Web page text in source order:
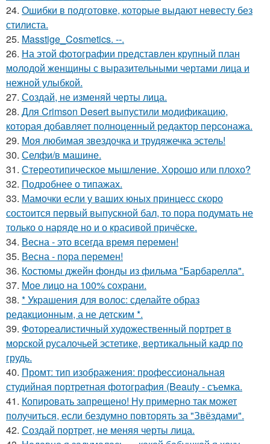
24. Ошибки в подготовке, которые выдают невесту без
стилиста.
25. Masstige_Cosmetics. --.
26. На этой фотографии представлен крупный план
молодой женщины с выразительными чертами лица и
нежной улыбкой.
27. Создай, не изменяй черты лица.
28. Для Crimson Desert выпустили модификацию,
которая добавляет полноценный редактор персонажа.
29. Моя любимая звездочка и трудяжечка эстель!
30. Селфи/в машине.
31. Стереотипическое мышление. Хорошо или плохо?
32. Подробнее о типажах.
33. Мамочки если у ваших юных принцесс скоро
состоится первый выпускной бал, то пора подумать не
только о наряде но и о красивой причёске.
34. Весна - это всегда время перемен!
35. Весна - пора перемен!
36. Костюмы джейн фонды из фильма "Барбарелла".
37. Мое лицо на 100% сохрани.
38. * Украшения для волос: сделайте образ
редакционным, а не детским *.
39. Фотореалистичный художественный портрет в
морской русалочьей эстетике, вертикальный кадр по
грудь.
40. Промт: тип изображения: профессиональная
студийная портретная фотография (Beauty - съемка.
41. Копировать запрещено! Ну примерно так может
получиться, если бездумно повторять за "Звёздами".
42. Создай портрет, не меняя черты лица.